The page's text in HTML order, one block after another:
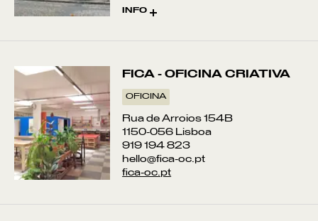
INFO
FICA - OFICINA CRIATIVA
OFICINA
Rua de Arroios 154B
1150-056 Lisboa
919 194 823
hello@fica-oc.pt
fica-oc.pt